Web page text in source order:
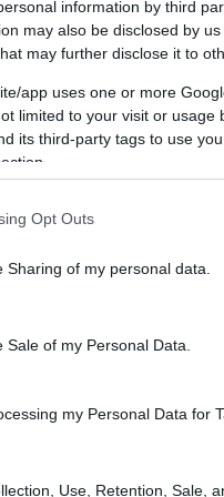
information by third
may also be disclosed by
may further disclose it to
app uses one or more
limited to your visit or usage
its third-party tags to use
Opt Outs
of my personal data.
of my Personal Data.
my Personal Data for
Use, Retention, Sale,
las pérdidas
de los Estados
amistoso con China
un clima de optimismo